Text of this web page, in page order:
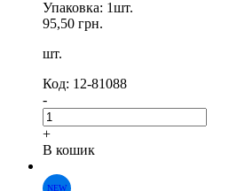
Упаковка: 1шт.
95,50 грн.
шт.
Код: 12-81088
-
+
В кошик